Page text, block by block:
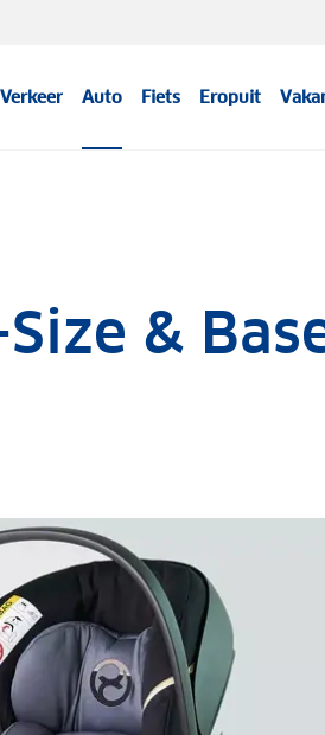
Verkeer Auto Fiets Eropuit
&